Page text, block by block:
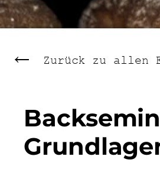
Zurück zu allen